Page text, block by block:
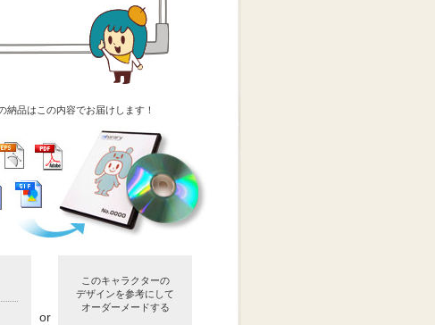
納品はこの内容でお届けします！
or
このキャラクターの
デザインを参考にして
オーダーメードする